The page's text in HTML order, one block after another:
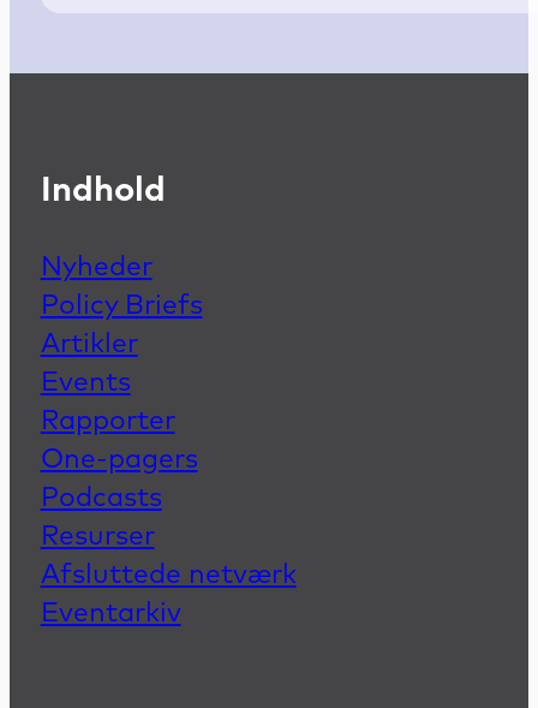
Indhold
Nyheder
Policy Briefs
Artikler
Events
Rapporter
One-pagers
Podcasts
Resurser
Afsluttede netværk
Eventarkiv